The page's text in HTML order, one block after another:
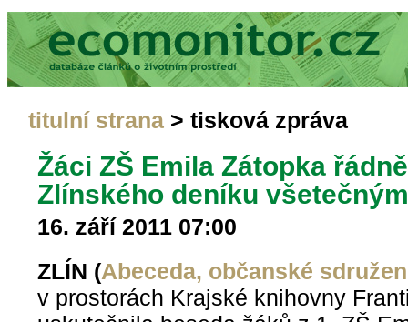
titulní strana > tisková zpráva
Žáci ZŠ Emila Zátopka
Zlínského deníku
16. září 2011 07:00
ZLÍN (Abeceda, občanské
v prostorách Krajské knihovny